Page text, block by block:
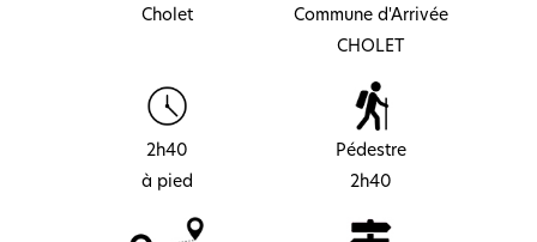
Cholet
Commune d'Arrivée
CHOLET
2h40
à pied
Pédestre
2h40